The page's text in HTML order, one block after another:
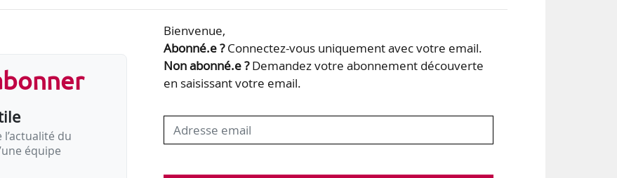
en 2014 à la suite du rapprochement d’Habitat
est devenu le directeur général adjoint en 2016.
un parcours dans l’audit financier…
du
équipe
Bienvenue,
Abonné.e ?Connectez-vous uniquement avec votre email.
Non abonné.e ?Demandez votre abonnement découverte
en saisissant votre email.